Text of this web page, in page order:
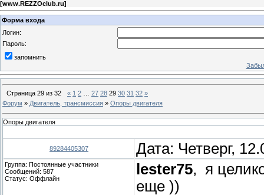
[www.REZZOclub.ru]
Форма входа
Логин:
Пароль:
запомнить
Страница 29 из 32 « 1 2 27 28 29 30 31 32 »
Форум » Двигатель, трансмиссия » Опоры двигателя
Опоры двигателя
89284405307 Дата: Четверг,
Группа: Постоянные участники
Сообщений: 587
Статус: Оффлайн
lester75, я
еще ))